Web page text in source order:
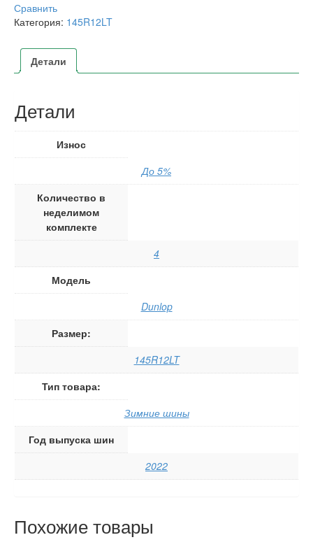
Сравнить
Категория: 145R12LT
Детали
Детали
Износ
До 5%
Количество в
неделимом
комплекте
4
Модель
Dunlop
Размер:
145R12LT
Тип товара:
Зимние шины
Год выпуска шин
2022
Похожие товары